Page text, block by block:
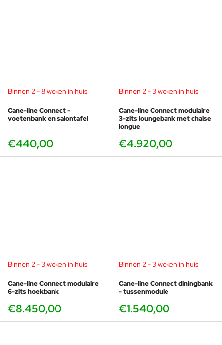
Binnen 2 - 8 weken in huis
Cane-line Connect -
voetenbank en salontafel
€440,00
Binnen 2 - 3 weken in huis
Cane-line Connect modulaire
3-zits loungebank met chaise
longue
€4.920,00
Binnen 2 - 3 weken in huis
Cane-line Connect modulaire
6-zits hoekbank
€8.450,00
Binnen 2 - 3 weken in huis
Cane-line Connect diningbank
- tussenmodule
€1.540,00